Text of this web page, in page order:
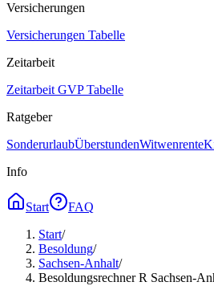
Versicherungen
Versicherungen Tabelle
Zeitarbeit
Zeitarbeit GVP Tabelle
Ratgeber
SonderurlaubÜberstundenWitwenrente
Info
Start
FAQ
Start/
Besoldung/
Sachsen-Anhalt/
Besoldungsrechner R Sachsen-